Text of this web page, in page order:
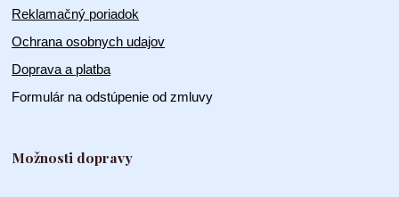
Reklamačný poriadok
Ochrana osobnych udajov
Doprava a platba
Formulár na odstúpenie od zmluvy
Možnosti dopravy